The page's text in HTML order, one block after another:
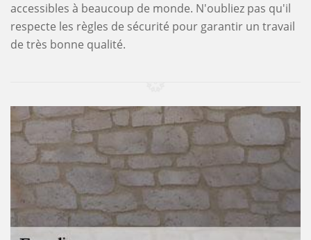
accessibles à beaucoup de monde. N'oubliez pas qu'il
respecte les règles de sécurité pour garantir un travail
de très bonne qualité.